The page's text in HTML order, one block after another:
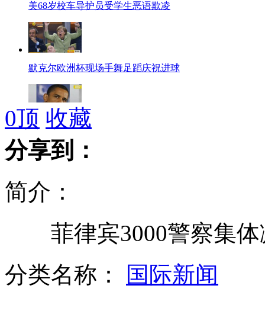
美68岁校车导护员受学生恶语欺凌
默克尔欧洲杯现场手舞足蹈庆祝进球
奥巴马将不参加伦敦奥运开幕式
丈夫脚踢辩护席妻子头撞座椅闹法庭
0顶 收藏
分享到：
简介：
菲律宾3000警察集体
分类名称：
国际新闻